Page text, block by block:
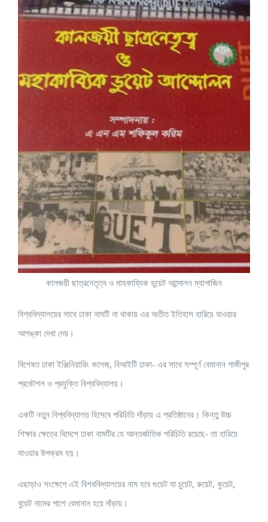
কালজয়ী ছাত্রনেতৃত্ব ও মাহকাব্যিক ডুয়েট আন্দোলন ম্যাগাজিন
বিশ্ববিদ্যালয়ের সাথে ঢাকা নামটি না থাকায় এর অতীত ইতিহাস হারিয়ে যাওয়ার
আশঙ্কা দেখা দেয়।
বিশেষত ঢাকা ইঞ্জিনিয়ারিং কলেজ, বিআইটি ঢাকা- এর সাথে সম্পূর্ণ বেমানান গাজীপুর
প্রকৌশল ও প্রযুক্তি বিশ্ববিদ্যালয়।
একটি নতুন বিশ্ববিদ্যালয় হিসেবে পরিচিতি দাঁড়ায় এ প্রতিষ্ঠানের। কিন্তু উচ্চ
শিক্ষার ক্ষেত্রে বিদেশে ঢাকা নামটির যে আন্তর্জাতিক পরিচিতি রয়েছে- তা হারিয়ে
যাওয়ার উপক্রম হয়।
এছাড়াও সংক্ষেপে এই বিশববিদ্যালয়ের নাম হবে গুয়েট যা চুয়েট, রুয়েট, কুয়েট,
বুয়েট নামের পাশে বেমানান হয়ে দাঁড়ায়।